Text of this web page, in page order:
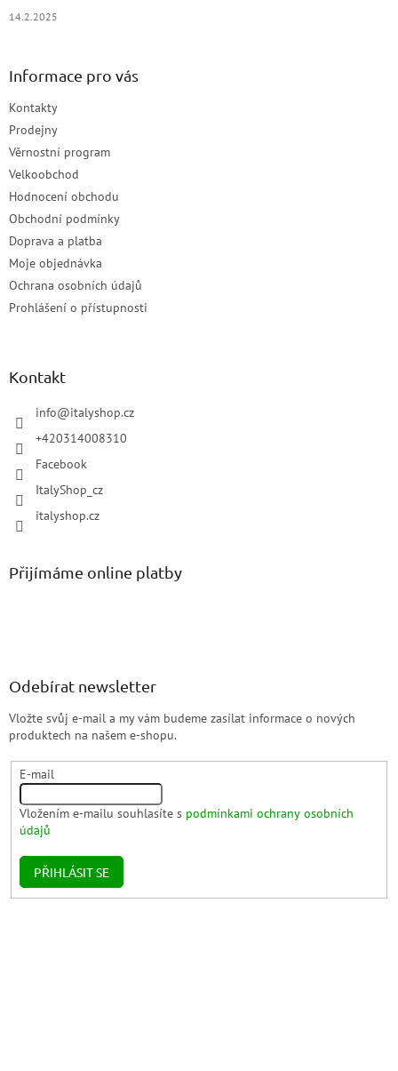
14.2.2025
Informace pro vás
Kontakty
Prodejny
Věrnostní program
Velkoobchod
Hodnocení obchodu
Obchodní podmínky
Doprava a platba
Moje objednávka
Ochrana osobních údajů
Prohlášení o přístupnosti
Kontakt
info@italyshop.cz
+420314008310
Facebook
ItalyShop_cz
italyshop.cz
Přijímáme online platby
Odebírat newsletter
Vložte svůj e-mail a my vám budeme zasílat informace o nových
produktech na našem e-shopu.
E-mail
Vložením e-mailu souhlasíte s podmínkami ochrany osobních
údajů
PŘIHLÁSIT SE